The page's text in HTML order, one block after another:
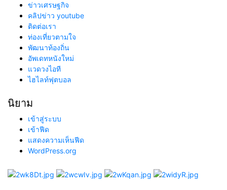
ข่าวเศรษฐกิจ
คลิปข่าว youtube
ติดต่อเรา
ท่องเที่ยวตามใจ
พัฒนาท้องถิ่น
อัพเดทหนังใหม่
แวดวงไอที
ไฮไลท์ฟุตบอล
นิยาม
เข้าสู่ระบบ
เข้าฟีด
แสดงความเห็นฟีด
WordPress.org